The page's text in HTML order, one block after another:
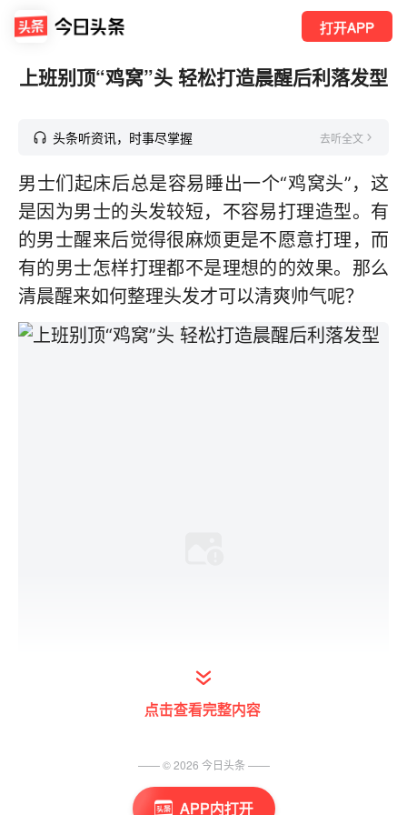
打开APP
APP内打开
上班别顶“鸡窝”头 轻松打造晨醒后利落发型
头条听资讯，时事尽掌握 去听全文
男士们起床后总是容易睡出一个“鸡窝头”，这
是因为男士的头发较短，不容易打理造型。有
的男士醒来后觉得很麻烦更是不愿意打理，而
有的男士怎样打理都不是理想的的效果。那么
清晨醒来如何整理头发才可以清爽帅气呢？
首先男士们应该好好用洗发水将头发和头皮洗
点击查看完整内容
—— ©2026 今日头条 ——